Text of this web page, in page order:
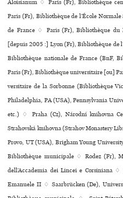
Aloisianum ♢ Paris (Fr), Bibliothèque
Paris (Fr), Bibliothèque de l’École
de France ♢ Paris (Fr), Bibliothèque du
[depuis 2005 :] Lyon (Fr), Bibliothèque de
Bibliothèque nationale de France (BnF,
Paris (Fr), Bibliothèque uni­ver­si­taire [ou]
ver­si­taire de la Sorbonne (Bibliothèque
Philadelphia, PA (USA), Pennsylvania
etc.) ♢ Praha (Cz), Národní kni­hovna
Strahovská kni­hovna (Strahov Monastery
Provo, UT (USA), Brigham Young
Bibliothèque muni­ci­pale ♢ Rodez (Fr),
dell’Accademia dei Lincei e Corsiniana
Emanuele II ♢ Saarbrücken (De),